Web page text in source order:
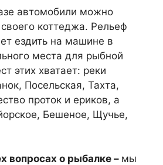
автомобили можно
коттеджа. Рельеф
ездить на машине в
места для рыбной
этих хватает: реки
Посельская, Тахта,
проток и ериков, а
Бешеное, Щучье,
вопросах о рыбалке – мы